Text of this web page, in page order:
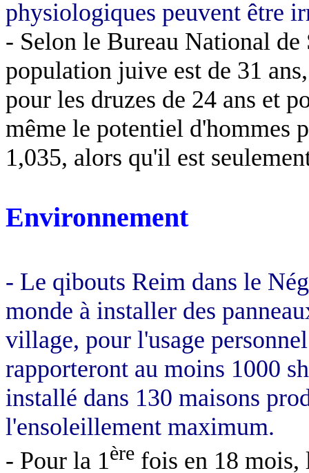
physiologiques peuvent être
- Selon le Bureau National
population juive est de 31
pour les druzes de 24 ans et
même le potentiel d'hommes
1,035, alors qu'il est
Environnement
- Le qibouts Reim dans le
monde à installer des
village, pour l'usage
rapporteront au moins 1000
installé dans 130 maisons
l'ensoleillement maximum.
- Pour la 1ère fois en 18